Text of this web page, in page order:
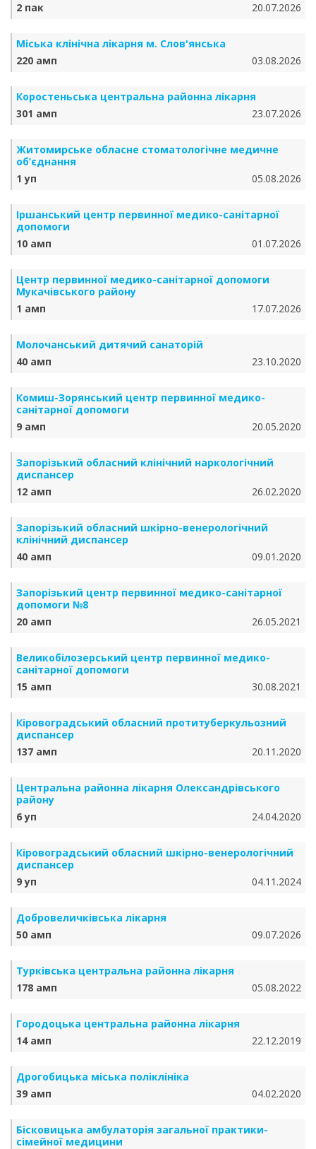
2 пак 20.07.2026
Міська клінічна лікарня м. Слов'янська
220 амп
03.08.2026
Коростеньська центральна районна лікарня
301 амп
23.07.2026
Житомирське обласне стоматологічне медичне
об’єднання
1 уп
05.08.2026
Іршанський центр первинної медико-санітарної
допомоги
10 амп
01.07.2026
Центр первинної медико-санітарної допомоги
Мукачівського району
1 амп
17.07.2026
Молочанський дитячий санаторій
40 амп
23.10.2020
Комиш-Зорянський центр первинної медико-
санітарної допомоги
9 амп
20.05.2020
Запорізький обласний клінічний наркологічний
диспансер
12 амп
26.02.2020
Запорізький обласний шкірно-венерологічний
клінічний диспансер
40 амп
09.01.2020
Запорізький центр первинної медико-санітарної
допомоги №8
20 амп
26.05.2021
Великобілозерський центр первинної медико-
санітарної допомоги
15 амп
30.08.2021
Кіровоградський обласний протитуберкульозний
диспансер
137 амп
20.11.2020
Центральна районна лікарня Олександрівського
району
6 уп
24.04.2020
Кіровоградський обласний шкірно-венерологічний
диспансер
9 уп
04.11.2024
Добровеличківська лікарня
50 амп
09.07.2026
Турківська центральна районна лікарня
178 амп
05.08.2022
Городоцька центральна районна лікарня
14 амп
22.12.2019
Дрогобицька міська поліклініка
39 амп
04.02.2020
Бісковицька амбулаторія загальної практики-
сімейної медицини